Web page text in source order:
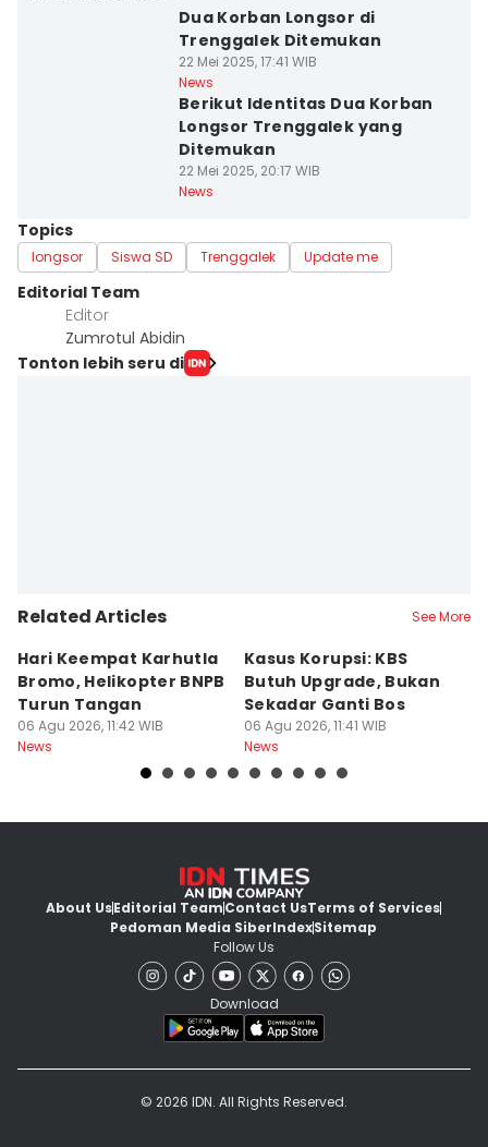
Dua Korban Longsor di
Trenggalek Ditemukan
22 Mei 2025, 17:41 WIB
News
Berikut Identitas Dua Korban
Longsor Trenggalek yang
Ditemukan
22 Mei 2025, 20:17 WIB
News
Topics
longsor Siswa SD Trenggalek Update me
Editorial Team
Editor
Zumrotul Abidin
Tonton lebih seru di
Related Articles See More
Hari Keempat Karhutla
Bromo, Helikopter BNPB
Turun Tangan
06 Agu 2026, 11:42 WIB
News
Kasus Korupsi: KBS
Butuh Upgrade, Bukan
Sekadar Ganti Bos
06 Agu 2026, 11:41 WIB
News
About UsEditorial TeamContact UsTerms of Services
Pedoman Media SiberIndexSitemap
Follow Us
Download
© 2026 IDN. All Rights Reserved.